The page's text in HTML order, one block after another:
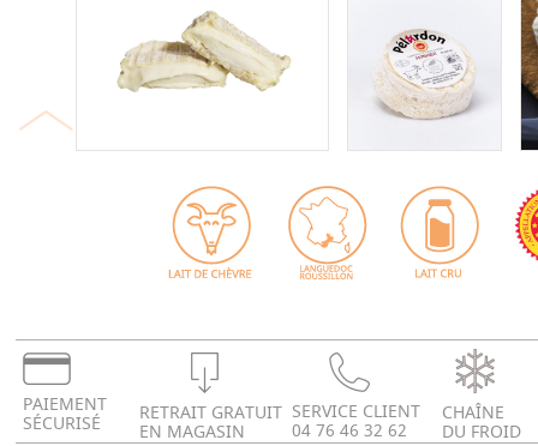
PAIEMENT
SÉCURISÉ RETRAIT GRATUIT
EN MAGASIN
SERVICE CLIENT
04 76 46 32 62
CHAÎNE
DU FROID